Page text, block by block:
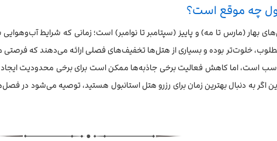
چه موقع است؟
بهار (مارس تا مه) و پاییز (سپتامبر تا نوامبر) است؛ زمانی که شرایط
خلوت‌تر بوده و بسیاری از هتل‌ها تخفیف‌های فصلی ارائه می‌دهند که
است، اما کاهش فعالیت برخی جاذبه‌ها ممکن است برای برخی محدودیت
به دنبال بهترین زمان برای رزرو هتل استانبول هستید، توصیه می‌شود در فصل‌های